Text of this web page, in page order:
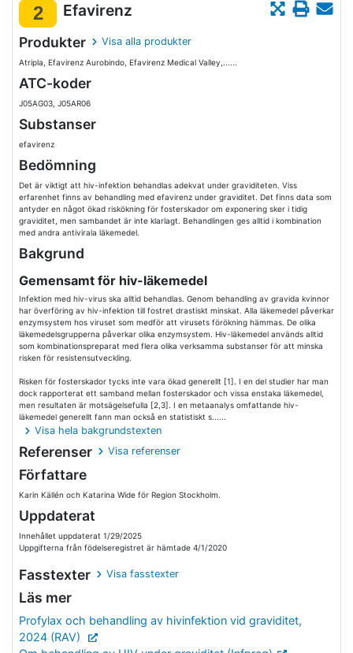
2 Efavirenz
Produkter Visa alla produkter
Atripla, Efavirenz Aurobindo, Efavirenz Medical Valley,......
ATC-koder
J05AG03, J05AR06
Substanser
efavirenz
Bedömning
Det är viktigt att hiv-infektion behandlas adekvat under graviditeten. Viss
erfarenhet finns av behandling med efavirenz under graviditet. Det finns data som
antyder en något ökad riskökning för fosterskador om exponering sker i tidig
graviditet, men sambandet är inte klarlagt. Behandlingen ges alltid i kombination
med andra antivirala läkemedel.
Bakgrund
Gemensamt för hiv-läkemedel
Infektion med hiv-virus ska alltid behandlas. Genom behandling av gravida kvinnor
har överföring av hiv-infektion till fostret drastiskt minskat. Alla läkemedel påverkar
enzymsystem hos viruset som medför att virusets förökning hämmas. De olika
läkemedelsgrupperna påverkar olika enzymsystem. Hiv-läkemedel används alltid
som kombinationspreparat med flera olika verksamma substanser för att minska
risken för resistensutveckling.
Risken för fosterskador tycks inte vara ökad generellt [1]. I en del studier har man
dock rapporterat ett samband mellan fosterskador och vissa enstaka läkemedel,
men resultaten är motsägelsefulla [2,3]. I en metaanalys omfattande hiv-
läkemedel generellt fann man också en statistiskt s......
Visa hela bakgrundstexten
Referenser Visa referenser
Författare
Karin Källén och Katarina Wide för Region Stockholm.
Uppdaterat
Innehållet uppdaterat 1/29/2025
Uppgifterna från födelseregistret är hämtade 4/1/2020
Fasstexter Visa fasstexter
Läs mer
Profylax och behandling av hivinfektion vid graviditet,
2024 (RAV)